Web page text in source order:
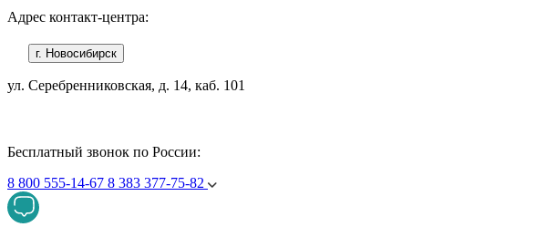
Адрес контакт-центра:
г. Новосибирск
ул. Серебренниковская, д. 14, каб. 101
Бесплатный звонок по России:
8 800 555-14-67 8 383 377-75-82